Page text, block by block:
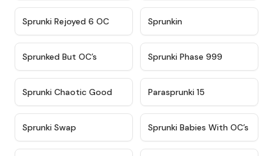
★ 4.4
Sprunki Rejoyed 6 OC Sprunkin
Sprunked But OC’s Sprunki Phase 999
★ 4.7
Sprunki Chaotic Good Parasprunki 15
Sprunki Swap ★ 4.8
Sprunki Babies With OC’s